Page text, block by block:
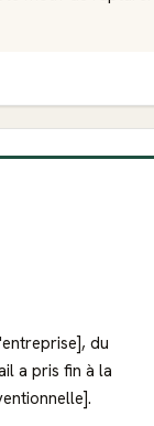
du
a pris fin à la